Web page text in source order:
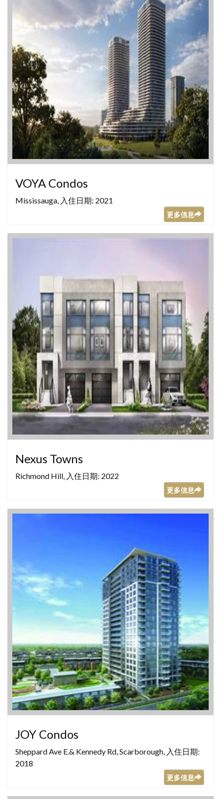
VOYA Condos
Mississauga, 入住日期: 2021
更多信息
Nexus Towns
Richmond Hill, 入住日期: 2022
更多信息
JOY Condos
Sheppard Ave E.& Kennedy Rd, Scarborough, 入住日期:
2018
更多信息